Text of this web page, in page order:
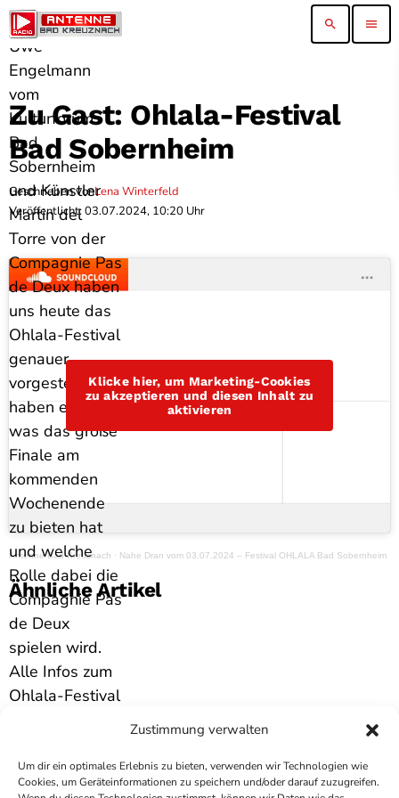
Zustimmung verwalten
Um dir ein optimales Erlebnis zu bieten, verwenden wir Technologien wie
Cookies, um Geräteinformationen zu speichern und/oder darauf zuzugreifen.
search menu
Zu Gast: Ohlala-Festival
Bad Sobernheim
Geschrieben vonLena Winterfeld
Veröffentlicht: 03.07.2024, 10:20 Uhr
Vorsitzender
Uwe
Engelmann
vom
Kulturforum
Bad
Sobernheim
und Künstler
Martin del
Torre von der
Compagnie Pas
de Deux haben
uns heute das
Ohlala-Festival
genauer
vorgestellt. Wir
haben erfahren,
was das große
Finale am
kommenden
Wochenende
zu bieten hat
und welche
Rolle dabei die
Compagnie Pas
de Deux
spielen wird.
Alle Infos zum
Ohlala-Festival
Nachhören.
Klicke hier, um Marketing-Cookies
zu akzeptieren und diesen Inhalt zu
aktivieren
Antenne Bad Kreuznach · Nahe Dran vom 03.07.2024 – Festival OHLALA Bad Sobernheim
Ähnliche Artikel